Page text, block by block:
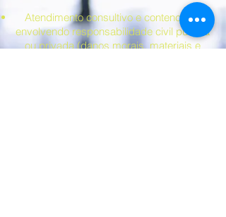
Atendimento consultivo e contencioso
envolvendo responsabilidade civil pública
ou privada (danos morais, materiais e